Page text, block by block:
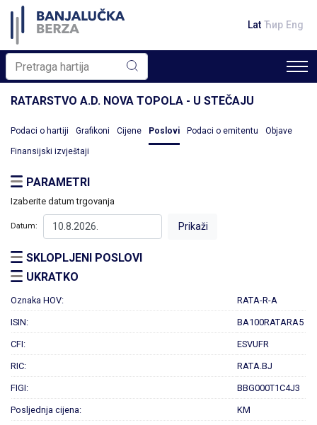
Lat Ћир Eng
RATARSTVO A.D. NOVA TOPOLA - U STEČAJU
Podaci o hartiji Grafikoni Cijene Poslovi Podaci o emitentu Objave
Finansijski izvještaji
PARAMETRI
Izaberite datum trgovanja
Datum:
SKLOPLJENI POSLOVI
UKRATKO
Oznaka HOV: RATA-R-A
ISIN: BA100RATARA5
CFI: ESVUFR
RIC: RATA.BJ
FIGI: BBG000T1C4J3
Posljednja cijena: KM